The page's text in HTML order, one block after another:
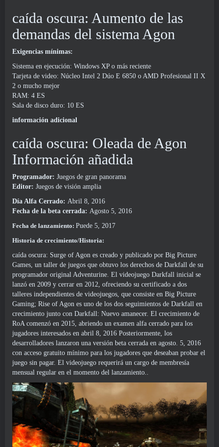
caída oscura: Aumento de las
demandas del sistema Agon
Exigencias mínimas:
Sistema en ejecución: Windows XP o más reciente
Tarjeta de video: Núcleo Intel 2 Dúo E 6850 o AMD Profesional II X
2 o mucho mejor
RAM: 4 ES
Sala de disco duro: 10 ES
información adicional
caída oscura: Oleada de Agon
Información añadida
Programador: Juegos de gran panorama
Editor: Juegos de visión amplia
Día Alfa Cerrado: Abril 8, 2016
Fecha de la beta cerrada: Agosto 5, 2016
Fecha de lanzamiento: Puede 5, 2017
Historia de crecimiento/Historia:
caída oscura: Surge of Agon es creado y publicado por Big Picture
Games, un taller de juegos que obtuvo los derechos de Darkfall de su
programador original Adventurine. El videojuego Darkfall inicial se
lanzó en 2009 y cerrar en 2012, ofreciendo su certificado a dos
talleres independientes de videojuegos, que consiste en Big Picture
Gaming; Rise of Agon es uno de los dos seguimientos de Darkfall en
crecimiento junto con Darkfall: Nuevo amanecer. El crecimiento de
RoA comenzó en 2015, abriendo un examen alfa cerrado para los
jugadores interesados ​​en abril 8, 2016 Posteriormente, los
desarrolladores lanzaron una versión beta cerrada en agosto. 5, 2016
con acceso gratuito mínimo para los jugadores que deseaban probar el
juego sin pagar. El videojuego requerirá un cargo de membresía
mensual regular en el momento del lanzamiento..